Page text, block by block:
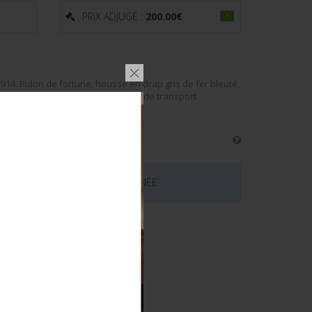
PRIX ADJUGÉ : 200.00€
Bidon de fortune, housse en drap gris de fer bleuté,
présents ainsi que la courroie de transport.
LOT EST MAINTENANT TERMINÉE